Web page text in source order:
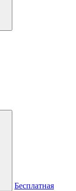
Бесплатная